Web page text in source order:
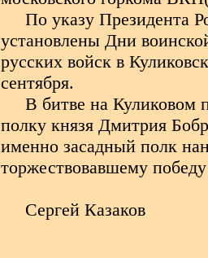
По указу Президента
установлены Дни
русских войск в
сентября.
В битве на Куликовом
полку князя Дмитрия
именно засадный полк
торжествовавшему
Сергей Казаков